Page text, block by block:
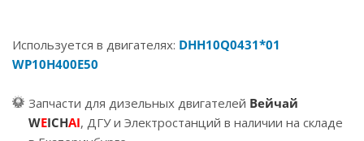
Используется в двигателях: DHH10Q0431*01
WP10H400E50
Запчасти для дизельных двигателей Вейчай
WEICHAI, ДГУ и Электростанций в наличии на складе